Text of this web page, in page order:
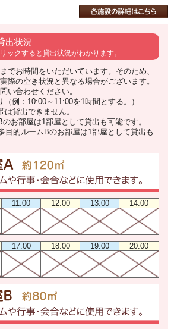
出状況
ックすると貸出状況がわかります。
でお時間をいただいています。そのため、
際の空き状況と異なる場合がございます。
い合わせください。
例：10:00～11:00を1時間とする。）
貸出できません。
お部屋は1部屋として貸出も可能です。
的ルームBのお部屋は1部屋として貸出も
11:00 12:00 13:00 14:00
17:00 18:00 19:00 20:00